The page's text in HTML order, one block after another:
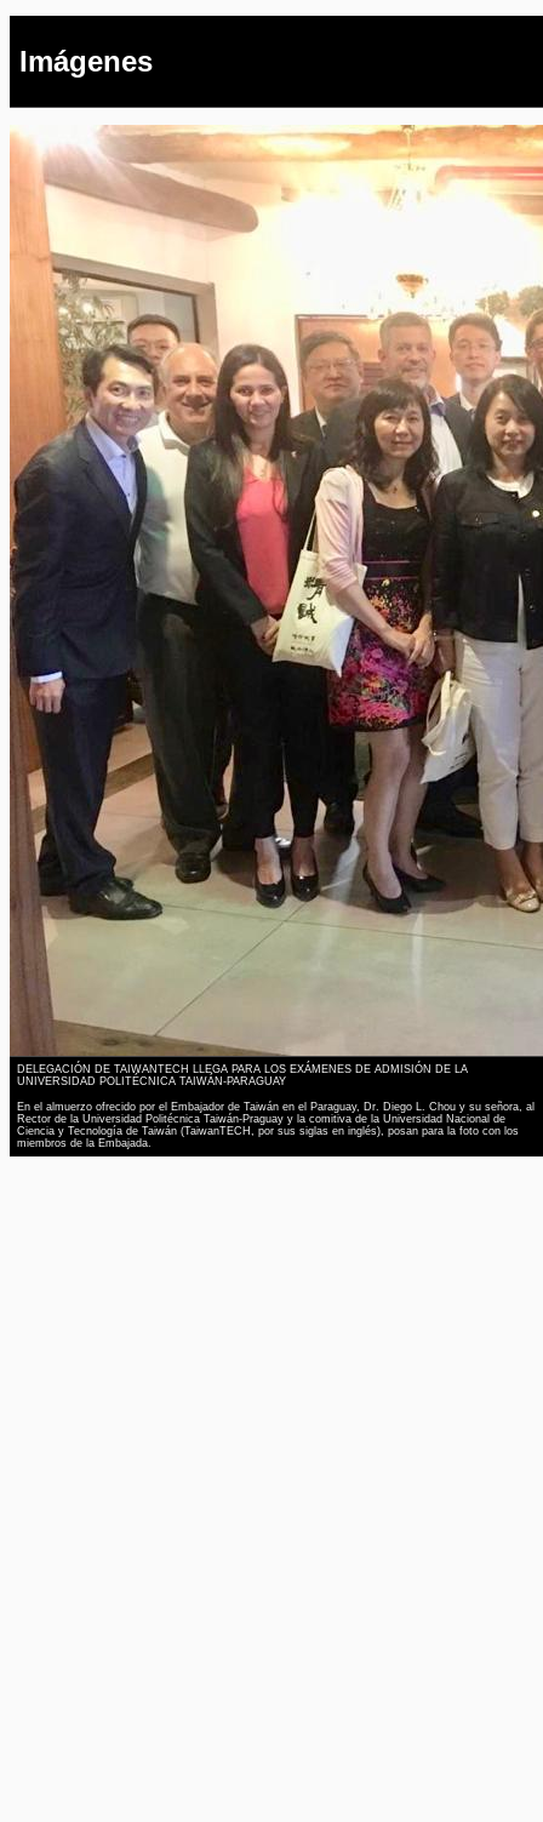
Imágenes
DELEGACIÓN DE TAIWANTECH LLEGA PARA LOS EXÁMENES DE ADMISIÓN DE LA
UNIVERSIDAD POLITÉCNICA TAIWÁN-PARAGUAY
En el almuerzo ofrecido por el Embajador de Taiwán en el Paraguay, Dr. Diego L. Chou y su señora, al
Rector de la Universidad Politécnica Taiwán-Praguay y la comitiva de la Universidad Nacional de
Ciencia y Tecnología de Taiwán (TaiwanTECH, por sus siglas en inglés), posan para la foto con los
miembros de la Embajada.